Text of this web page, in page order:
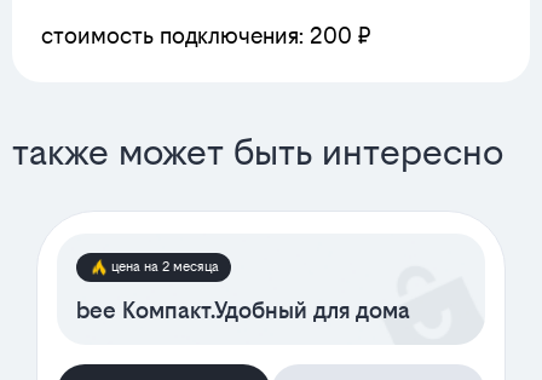
стоимость подключения: 200 ₽
также может быть интересно
цена на 2 месяца
bee Компакт.Удобный для дома